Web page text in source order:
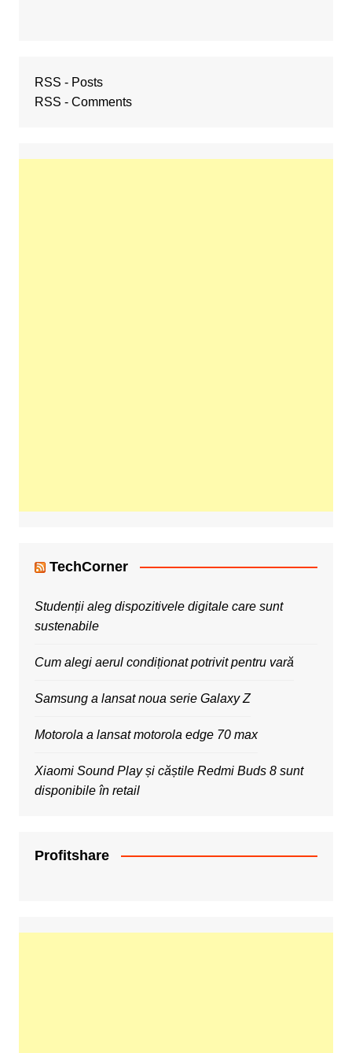
RSS - Posts
RSS - Comments
TechCorner
Studenții aleg dispozitivele digitale care sunt
sustenabile
Cum alegi aerul condiționat potrivit pentru vară
Samsung a lansat noua serie Galaxy Z
Motorola a lansat motorola edge 70 max
Xiaomi Sound Play și căștile Redmi Buds 8 sunt
disponibile în retail
Profitshare